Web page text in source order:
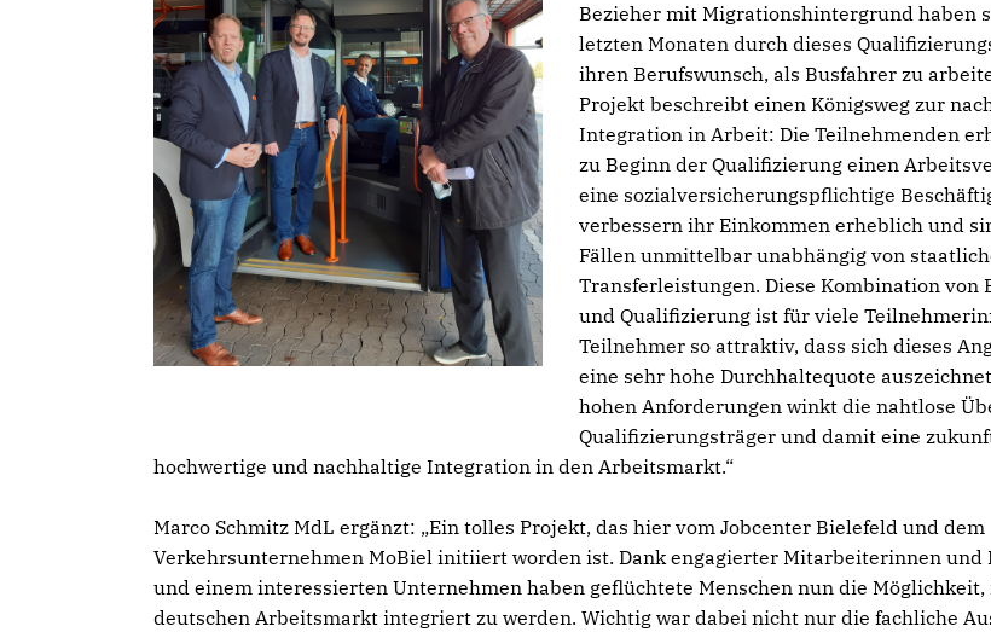
Bezieher mit Migrationshintergrund haben
letzten Monaten durch dieses
ihren Berufswunsch, als Busfahrer zu
Projekt beschreibt einen Königsweg zur
Integration in Arbeit: Die Teilnehmenden
zu Beginn der Qualifizierung einen
eine sozialversicherungspflichtige
verbessern ihr Einkommen erheblich und
Fällen unmittelbar unabhängig von
Transferleistungen. Diese Kombination von
und Qualifizierung ist für viele
Teilnehmer so attraktiv, dass sich dieses
eine sehr hohe Durchhaltequote
hohen Anforderungen winkt die nahtlose
Qualifizierungsträger und damit eine
hochwertige und nachhaltige Integration in den Arbeitsmarkt.“
Marco Schmitz MdL ergänzt: „Ein tolles Projekt, das hier vom Jobcenter Bielefeld und dem
Verkehrsunternehmen MoBiel initiiert worden ist. Dank engagierter Mitarbeiterinnen
und einem interessierten Unternehmen haben geflüchtete Menschen nun die Möglichkeit,
deutschen Arbeitsmarkt integriert zu werden. Wichtig war dabei nicht nur die fachliche